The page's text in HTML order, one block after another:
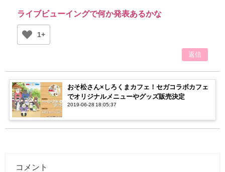
ライブビューイングで何か発表あるかな
1+
返信
おそ松さん×しろくまカフェ！セガコラボカフェ
でオリジナルメニューやグッズ販売決定
2019-06-28 18:05:37
コメント